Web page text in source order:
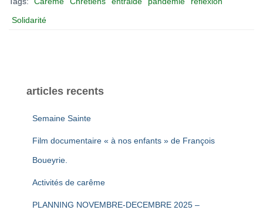
Solidarité
articles recents
Semaine Sainte
Film documentaire « à nos enfants » de François
Boueyrie.
Activités de carême
PLANNING NOVEMBRE-DECEMBRE 2025 –